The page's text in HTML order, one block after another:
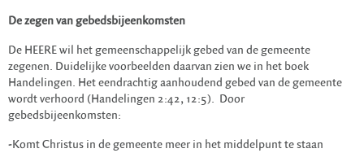
De zegen van gebedsbijeenkomsten
De HEERE wil het gemeenschappelijk gebed van de gemeente
zegenen. Duidelijke voorbeelden daarvan zien we in het boek
Handelingen. Het eendrachtig aanhoudend gebed van de gemeente
wordt verhoord (Handelingen 2:42, 12:5). Door
gebedsbijeenkomsten:
-Komt Christus in de gemeente meer in het middelpunt te staan